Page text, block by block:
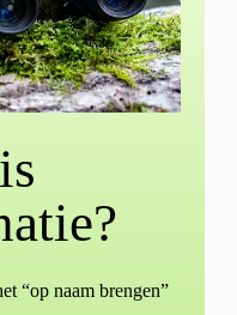
“op naam brengen”